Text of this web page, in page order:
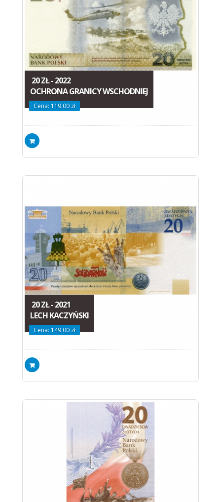
20 ZŁ - 2022
OCHRONA GRANICY WSCHODNIEJ
Cena: 119.00 zł
20 ZŁ - 2021
LECH KACZYŃSKI
Cena: 149.00 zł